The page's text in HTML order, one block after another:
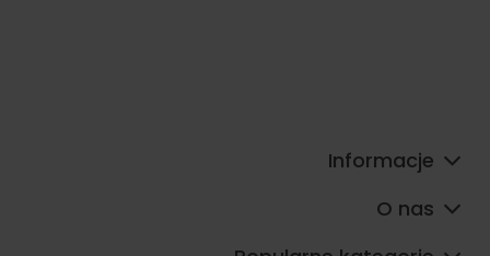
Informacje
O nas